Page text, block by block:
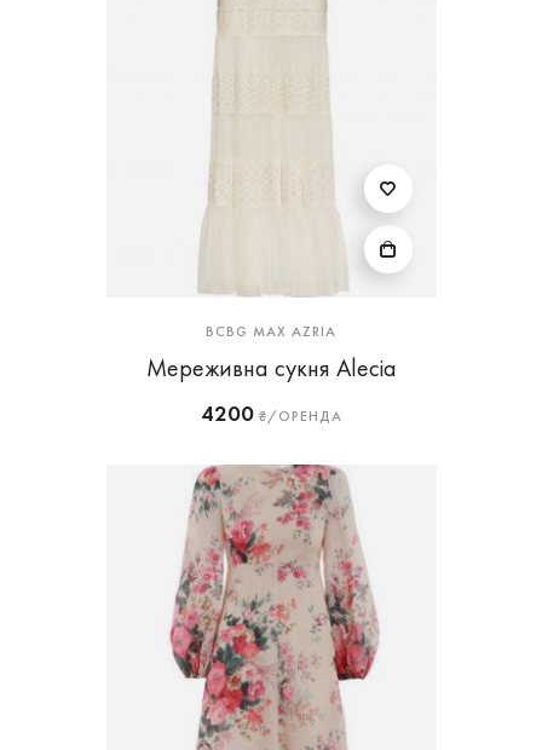
BCBG MAX AZRIA
Мереживна сукня Alecia
4200₴/ОРЕНДА